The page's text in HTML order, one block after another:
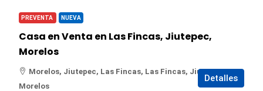
PREVENTA NUEVA
Casa en Venta en Las Fincas, Jiutepec,
Morelos
Morelos, Jiutepec, Las Fincas, Las Fincas, Jiutepec,
Morelos
Detalles